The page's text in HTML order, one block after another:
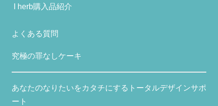
I herb購入品紹介
よくある質問
究極の罪なしケーキ
あなたのなりたいをカタチにするトータルデザインサポ
ート